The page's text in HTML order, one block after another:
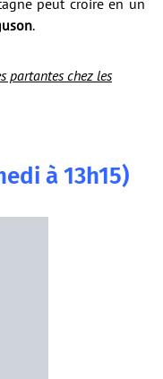
peut croire en un
.
partantes chez les
à 13h15)